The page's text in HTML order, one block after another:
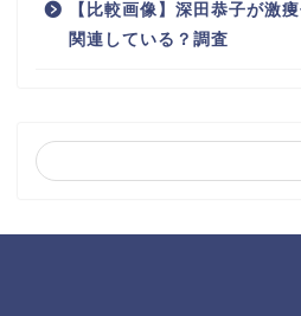
【比較画像】深田恭子が激
関連している？調査